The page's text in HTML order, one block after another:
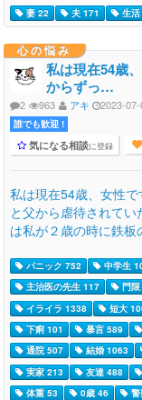
妻 22
夫 171 生活
心の悩み
私は現在54歳
からずっ…
2 963 アキ 2023-
誰でも歓迎 !
気になる相談に登録
私は現在54歳、女性
と父から虐待されて
は私が２歳の時に鉄
パニック 752 中学生
主治医の先生 117
門
イライラ 1338
短大
下痢 101
暴言 589
通院 507
結婚 1063
実家 213
友達 488
体重 53
0歳 46 警